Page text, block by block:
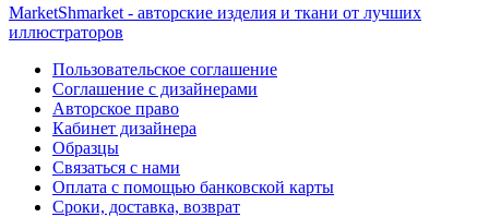
MarketShmarket - авторские изделия и ткани от лучших
иллюстраторов
Пользовательское соглашение
Соглашение с дизайнерами
Авторское право
Кабинет дизайнера
Образцы
Связаться с нами
Оплата с помощью банковской карты
Сроки, доставка, возврат